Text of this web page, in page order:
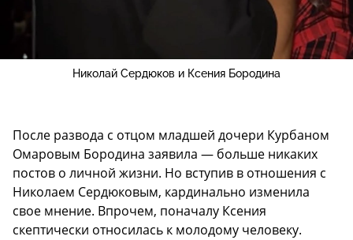
Николай Сердюков и Ксения Бородина
После развода с отцом младшей дочери Курбаном
Омаровым Бородина заявила — больше никаких
постов о личной жизни. Но вступив в отношения с
Николаем Сердюковым, кардинально изменила
свое мнение. Впрочем, поначалу Ксения
скептически относилась к молодому человеку.